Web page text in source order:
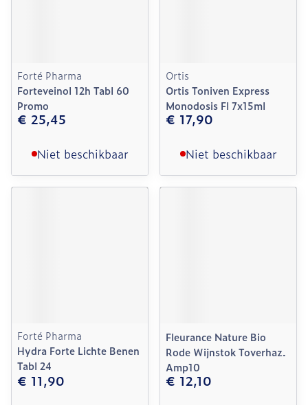
Forté Pharma
Forteveinol 12h Tabl 60
Promo
€ 25,45
Niet beschikbaar
Ortis
Ortis Toniven Express
Monodosis Fl 7x15ml
€ 17,90
Niet beschikbaar
Forté Pharma
Hydra Forte Lichte Benen
Tabl 24
€ 11,90
Fleurance Nature Bio
Rode Wijnstok Toverhaz.
Amp10
€ 12,10